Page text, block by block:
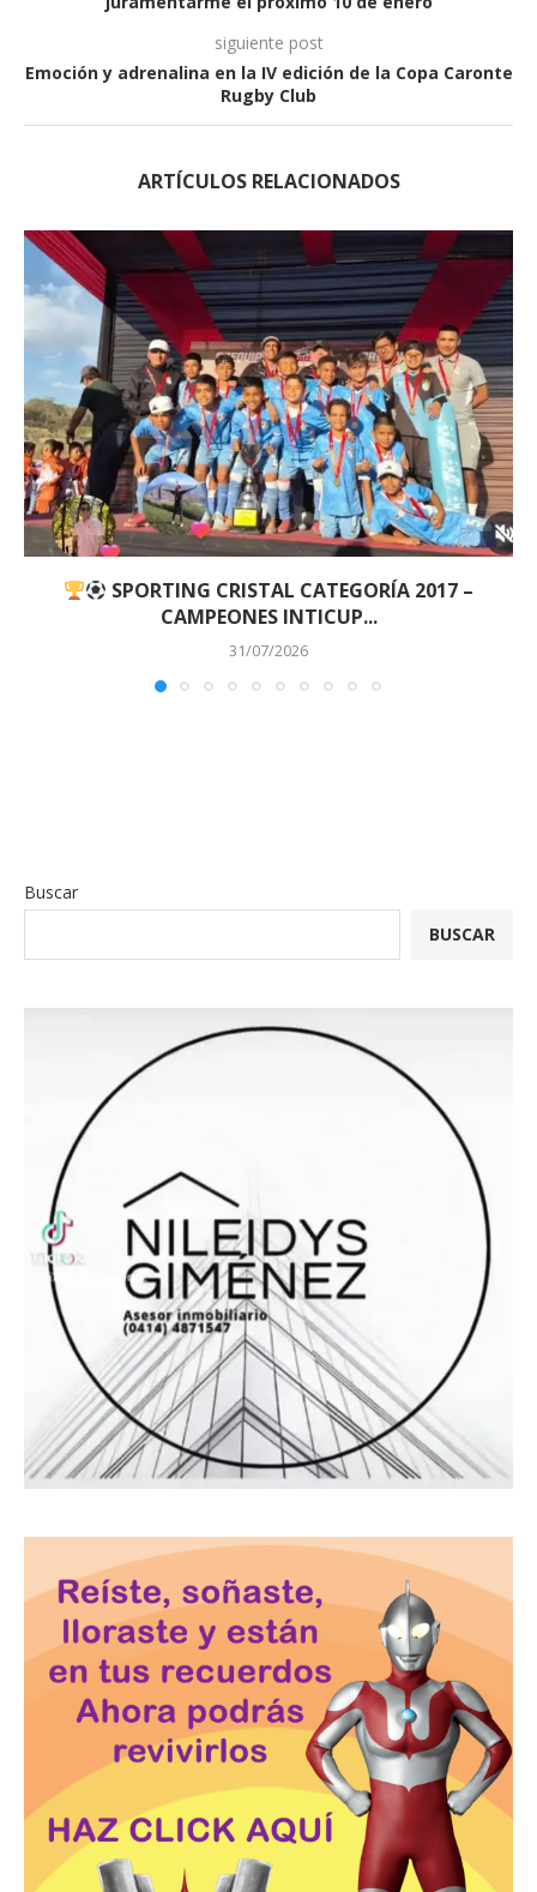
siguiente post
Emoción y adrenalina en la IV edición de la Copa Caronte
Rugby Club
ARTÍCULOS RELACIONADOS
SPORTING CRISTAL CATEGORÍA 2017 –
CAMPEONES INTICUP...
31/07/2026
Buscar
BUSCAR